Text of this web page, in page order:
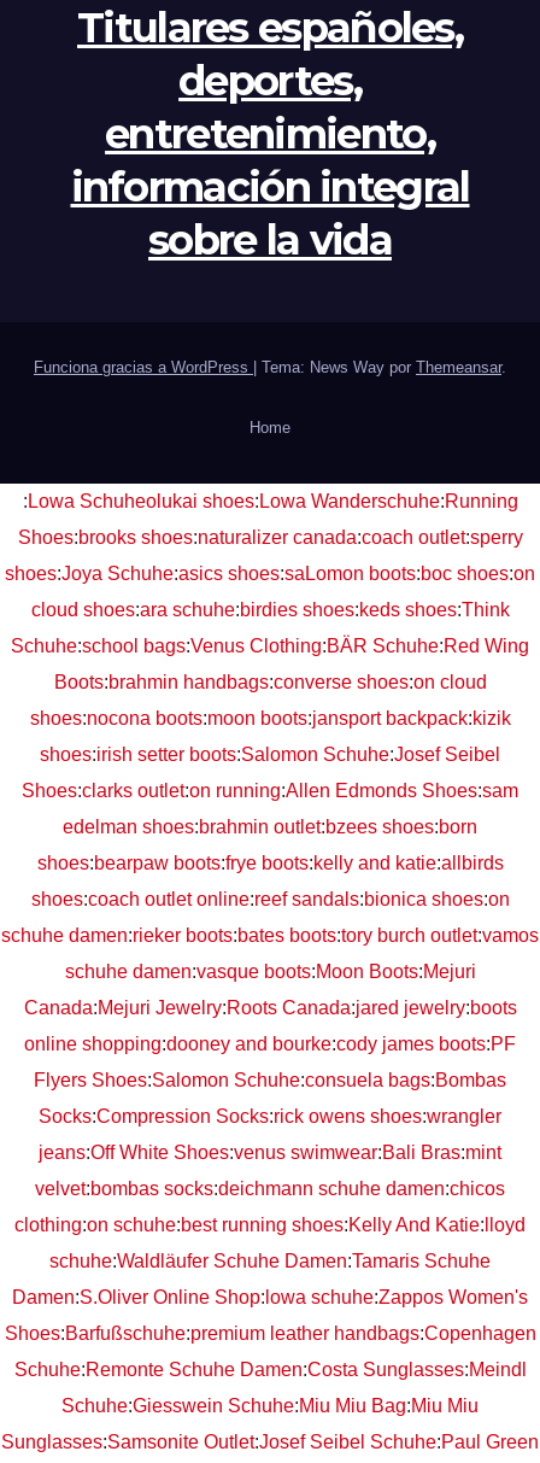
Titulares españoles,
deportes,
entretenimiento,
información integral
sobre la vida
Funciona gracias a WordPress | Tema: News Way por Themeansar.
Home
: Lowa Schuheolukai shoes: Lowa Wanderschuhe:Running
Shoes:brooks shoes:naturalizer canada:coach outlet:sperry
shoes:Joya Schuhe:asics shoes:saLomon boots:boc shoes:on
cloud shoes:ara schuhe:birdies shoes:keds shoes:Think
Schuhe:school bags:Venus Clothing:BÄR Schuhe:Red Wing
Boots:brahmin handbags:converse shoes:on cloud
shoes:nocona boots:moon boots:jansport backpack:kizik
shoes:irish setter boots:Salomon Schuhe:Josef Seibel
Shoes:clarks outlet:on running:Allen Edmonds Shoes:sam
edelman shoes:brahmin outlet:bzees shoes:born
shoes:bearpaw boots:frye boots:kelly and katie:allbirds
shoes:coach outlet online:reef sandals:bionica shoes:on
schuhe damen:rieker boots:bates boots:tory burch outlet:vamos
schuhe damen:vasque boots:Moon Boots:Mejuri
Canada:Mejuri Jewelry:Roots Canada:jared jewelry:boots
online shopping:dooney and bourke:cody james boots:PF
Flyers Shoes:Salomon Schuhe:consuela bags:Bombas
Socks:Compression Socks:rick owens shoes:wrangler
jeans:Off White Shoes:venus swimwear:Bali Bras:mint
velvet:bombas socks:deichmann schuhe damen:chicos
clothing:on schuhe:best running shoes:Kelly And Katie: lloyd
schuhe:Waldläufer Schuhe Damen:Tamaris Schuhe
Damen:S.Oliver Online Shop: lowa schuhe:Zappos Women's
Shoes:Barfußschuhe:premium leather handbags:Copenhagen
Schuhe:Remonte Schuhe Damen:Costa Sunglasses:Meindl
Schuhe:Giesswein Schuhe:Miu Miu Bag:Miu Miu
Sunglasses:Samsonite Outlet:Josef Seibel Schuhe:Paul Green